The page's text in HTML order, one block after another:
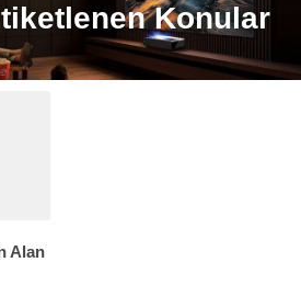
Konular
Alan